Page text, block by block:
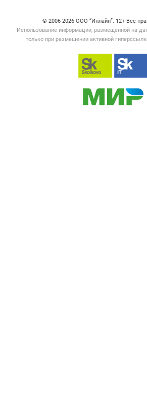
© 2006‑2026 ООО “Инлайн”. 12+ Все
Использование информации, размещенной на
только при размещении активной